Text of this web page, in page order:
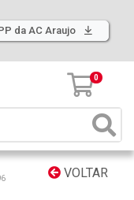
da AC Araujo
0
VOLTAR